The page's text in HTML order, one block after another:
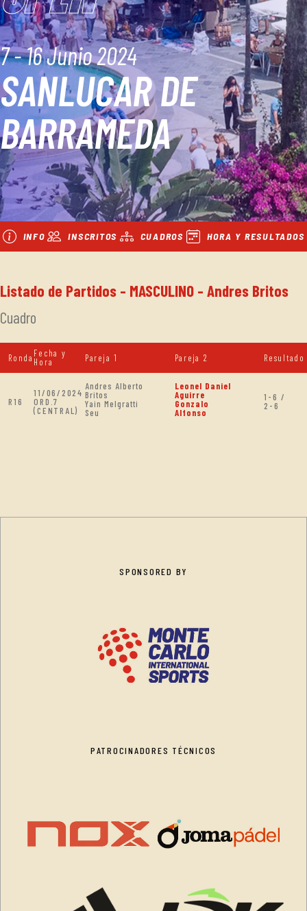
7 - 16 Junio 2024
SANLUCAR DE
BARRAMEDA
INFO INSCRITOS CUADROS HORA Y RESULTADOS
Listado de Partidos - MASCULINO - Andres Britos
Cuadro
Ronda Fecha y
Hora
Pareja 1 Pareja 2 Resultado
R16
11/06/2024
ORD.7
(CENTRAL)
Andres Alberto
Britos
Yain Melgratti
Seu
Leonel Daniel
Aguirre
Gonzalo
Alfonso
1-6 /
2-6
SPONSORED BY
PATROCINADORES TÉCNICOS